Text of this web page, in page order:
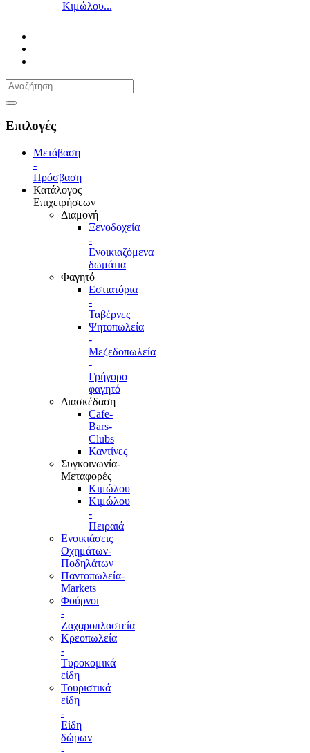
Κιμώλου...
Επιλογές
Μετάβαση
-
Πρόσβαση
Κατάλογος
Επιχειρήσεων
Διαμονή
Ξενοδοχεία
-
Ενοικιαζόμενα
δωμάτια
Φαγητό
Εστιατόρια
-
Ταβέρνες
Ψητοπωλεία
-
Μεζεδοπωλεία
-
Γρήγορο
φαγητό
Διασκέδαση
Cafe-
Bars-
Clubs
Καντίνες
Συγκοινωνία-
Μεταφορές
Κιμώλου
Κιμώλου
-
Πειραιά
Ενοικιάσεις
Οχημάτων-
Ποδηλάτων
Παντοπωλεία-
Markets
Φούρνοι
-
Ζαχαροπλαστεία
Κρεοπωλεία
-
Τυροκομικά
είδη
Τουριστικά
είδη
-
Είδη
δώρων
-